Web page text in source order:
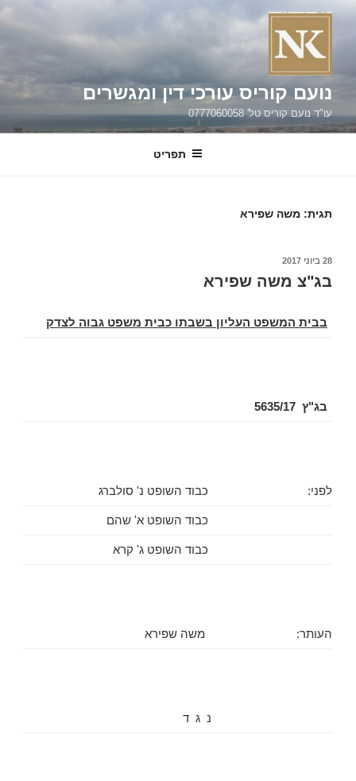
דילוג
נועם קוריס עורכי דין ומגשרים
עו"ד נועם קוריס טל' 0777060058
תפריט
תגית: משה שפירא
פורסם
28 ביוני 2017
בג"צ משה שפירא
בבית המשפט העליון בשבתו כבית משפט גבוה לצדק
בג"ץ 5635/17
לפני: כבוד השופט נ' סולברג
כבוד השופט א' שהם
כבוד השופט ג' קרא
העותר: משה שפירא
נ ג ד